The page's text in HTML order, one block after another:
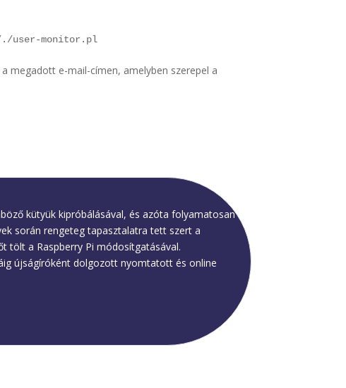
user-monitor.pl
megadott e-mail-címen, amelyben szerepel a
kütyük kipróbálásával, és azóta folyamatosan
során rengeteg tapasztalatra tett szert a
tölt a Raspberry Pi módosítgatásával.
újságíróként dolgozott nyomtatott és online